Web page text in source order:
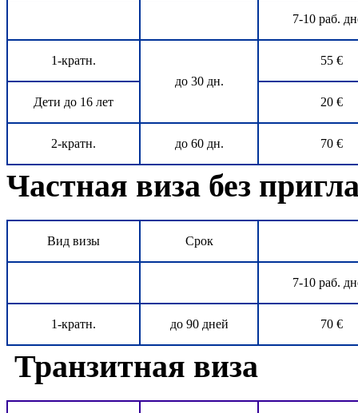
7-10 раб.
1-кратн.
до 30 дн.
55 €
Дети до 16 лет 20 €
2-кратн. до 60 дн. 70 €
Частная виза без
Вид визы Срок
7-10 раб.
1-кратн. до 90 дней 70 €
Транзитная виза